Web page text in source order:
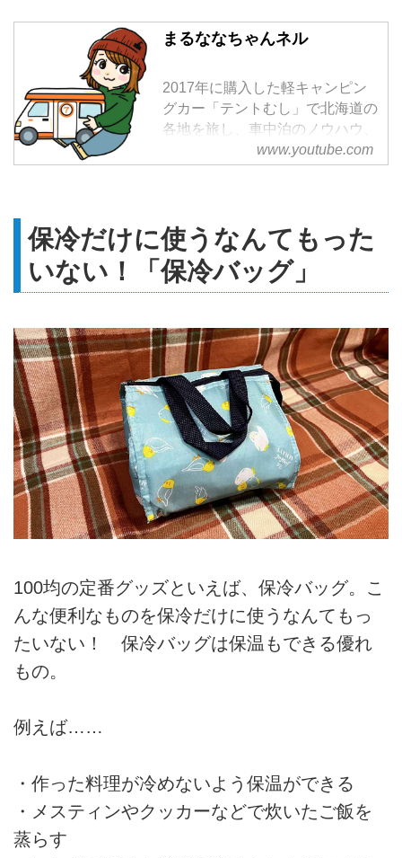
まるななちゃんネル
2017年に購入した軽キャンピン
グカー「テントむし」で北海道の
各地を旅し、車中泊のノウハウ、
軽キャンピングカー使い勝手、登
山、キャンプの情報を
配信中。
軽キャンピングカー『テントむ
し』で北海道内をひとり車中泊旅
をする、自称軽キャン女子（軽キ
と）。「軽キャン女子」という言
葉を流行らせるのが密かな野望で
ある。
更新はTwitterやInstagramなどの
各SNSでお知らせ。
【お仕事の依頼】...
www.youtube.com
保冷だけに使うなんてもった
いない！「保冷バッグ」
100均の定番グッズといえば、保冷バッグ。こ
んな便利なものを保冷だけに使うなんてもっ
たいない！ 保冷バッグは保温もできる優れ
もの。
例えば……
・作った料理が冷めないよう保温ができる
・メスティンやクッカーなどで炊いたご飯を
蒸らす